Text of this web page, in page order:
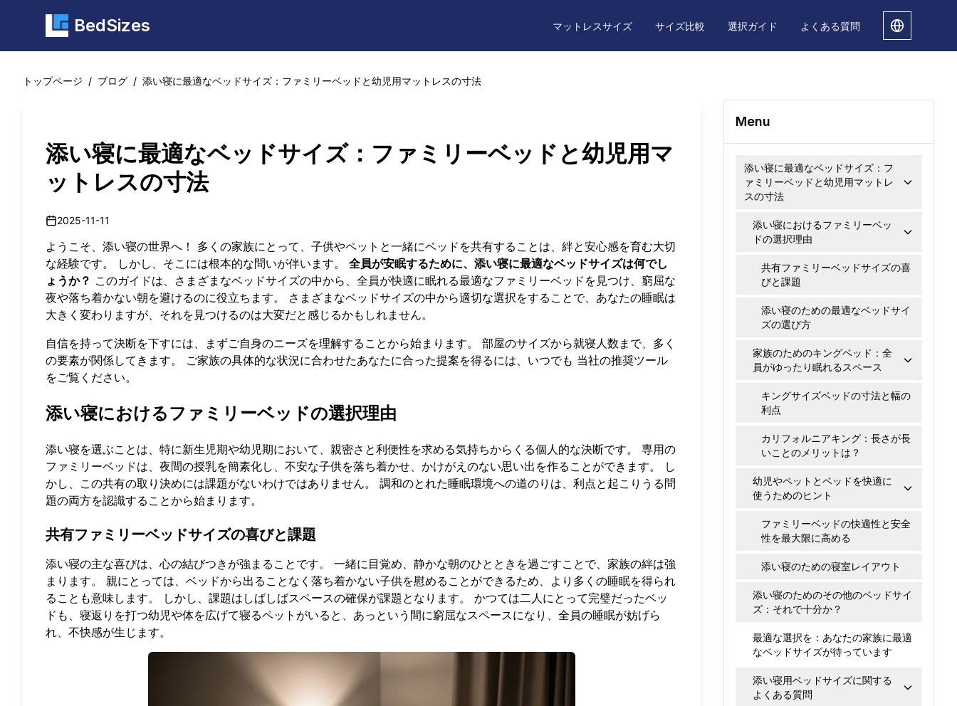
BedSizes マットレスサイズ サイズ比較 選択ガイド よくある質問
トップページ / ブログ / 添い寝に最適なベッドサイズ：ファミリーベッドと幼児用マットレスの寸法
添い寝に最適なベッドサイズ：ファミリーベッドと幼児用マ
ットレスの寸法
2025-11-11
ようこそ、添い寝の世界へ！ 多くの家族にとって、子供やペットと一緒にベッドを共有することは、絆と安心感を育む大切
な経験です。 しかし、そこには根本的な問いが伴います。 全員が安眠するために、添い寝に最適なベッドサイズは何でし
ょうか？ このガイドは、さまざまなベッドサイズの中から、全員が快適に眠れる最適なファミリーベッドを見つけ、窮屈な
夜や落ち着かない朝を避けるのに役立ちます。 さまざまなベッドサイズの中から適切な選択をすることで、あなたの睡眠は
大きく変わりますが、それを見つけるのは大変だと感じるかもしれません。
自信を持って決断を下すには、まずご自身のニーズを理解することから始まります。 部屋のサイズから就寝人数まで、多く
の要素が関係してきます。 ご家族の具体的な状況に合わせたあなたに合った提案を得るには、いつでも 当社の推奨ツール
をご覧ください。
添い寝におけるファミリーベッドの選択理由
添い寝を選ぶことは、特に新生児期や幼児期において、親密さと利便性を求める気持ちからくる個人的な決断です。 専用の
ファミリーベッドは、夜間の授乳を簡素化し、不安な子供を落ち着かせ、かけがえのない思い出を作ることができます。 し
かし、この共有の取り決めには課題がないわけではありません。 調和のとれた睡眠環境への道のりは、利点と起こりうる問
題の両方を認識することから始まります。
共有ファミリーベッドサイズの喜びと課題
添い寝の主な喜びは、心の結びつきが強まることです。 一緒に目覚め、静かな朝のひとときを過ごすことで、家族の絆は強
まります。 親にとっては、ベッドから出ることなく落ち着かない子供を慰めることができるため、より多くの睡眠を得られ
ることも意味します。 しかし、課題はしばしばスペースの確保が課題となります。 かつては二人にとって完璧だったベッ
ドも、寝返りを打つ幼児や体を広げて寝るペットがいると、あっという間に窮屈なスペースになり、全員の睡眠が妨げら
れ、不快感が生じます。
Menu
添い寝に最適なベッドサイズ：フ
ァミリーベッドと幼児用マットレ
スの寸法
添い寝におけるファミリーベッ
ドの選択理由
共有ファミリーベッドサイズの喜
びと課題
添い寝のための最適なベッドサイ
ズの選び方
家族のためのキングベッド：全
員がゆったり眠れるスペース
キングサイズベッドの寸法と幅の
利点
カリフォルニアキング：長さが長
いことのメリットは？
幼児やペットとベッドを快適に
使うためのヒント
ファミリーベッドの快適性と安全
性を最大限に高める
添い寝のための寝室レイアウト
添い寝のためのその他のベッドサイ
ズ：それで十分か？
最適な選択を：あなたの家族に最適
なベッドサイズが待っています
添い寝用ベッドサイズに関する
よくある質問